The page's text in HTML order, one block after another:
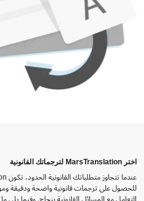
اختر MarsTranslation لترجماتك القانونية
للحصول على ترجمات قانونية واضحة ودقيقة